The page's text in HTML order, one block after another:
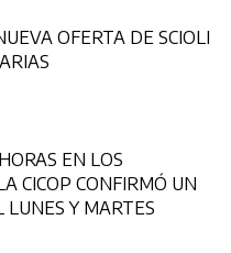
OFERTA DE SCIOLI
EN LOS
CICOP CONFIRMÓ UN
Y MARTES